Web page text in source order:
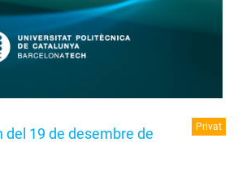
del 19 de desembre de
Privat